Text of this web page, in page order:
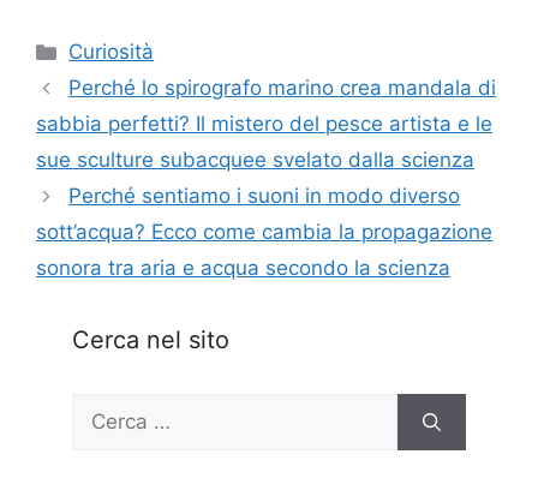
Categorie
Curiosità
Perché lo spirografo marino crea mandala di
sabbia perfetti? Il mistero del pesce artista e le
sue sculture subacquee svelato dalla scienza
Perché sentiamo i suoni in modo diverso
sott’acqua? Ecco come cambia la propagazione
sonora tra aria e acqua secondo la scienza
Cerca nel sito
Ricerca